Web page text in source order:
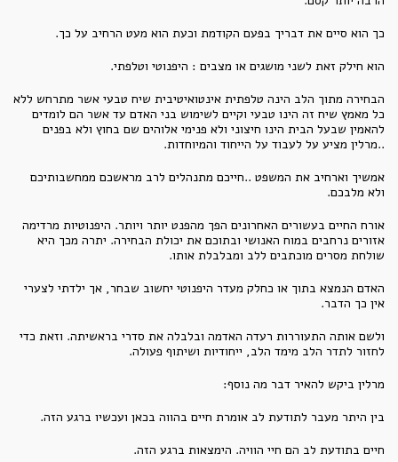
כך הוא סיים את דבריך בפעם הקודמת וכעת הוא מעט הרחיב על כך.
הוא חילק זאת לשני מושגים או מצבים : היפנוטי וטלפתי.
הבחירה מתוך הלב הינה טלפתית אינטואיטיבית שיח טבעי אשר מתרחש ללא
כל מאמץ שיח זה הינו טבעי וקיים לשימוש בני האדם עד אשר הם לומדים
להאמין שבעל הבית הינו חיצוני ולא פנימי אלוהים שם בחוץ ולא בפנים
..מרלין מציע על לעבוד על הייחוד והמיוחדות.
אמשיך וארחיב את המשפט ..חייכם מתנהלים לרב מראשכם ממחשבותיכם
ולא מלבכם.
אורח החיים בעשורים האחרונים הפך מהפנט יותר ויותר. היפנוטיות מרדימה
אזורים נרחבים במוח האנושי ובתוכם את יכולת הבחירה. יתרה מכך היא
שולחת מסרים מוכתבים ללב ומבלבלת אותו.
האדם הנמצא בתוך או כחלק מעדר היפנוטי יחשוב שבחר, אך ילדתי לצערי
אין כך הדבר.
ולשם אותה התעוררות רעדה האדמה ובלבלה את סדרי בראשיתה. וזאת כדי
לחזור לתדר הלב מימד הלב, ייחודיות ושיתוף פעולה.
מרלין ביקש להאיר דבר מה נוסף:
בין היתר מעבר לתודעת לב אומרת חיים בהווה בכאן ועכשיו ברגע הזה.
חיים בתודעת לב הם חיי הוויה. הימצאות ברגע הזה.